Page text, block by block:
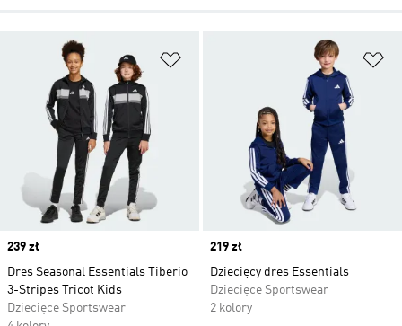
Price
239 zł
Dres Seasonal Essentials Tiberio
3-Stripes Tricot Kids
Dziecięce Sportswear
Price
219 zł
Dziecięcy dres Essentials
Dziecięce Sportswear
2 kolory